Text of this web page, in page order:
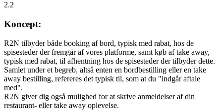
2.2
Koncept:
R2N tilbyder både booking af bord, typisk med rabat, hos de
spisesteder der fremgår af vores platforme, samt køb af take away,
typisk med rabat, til afhentning hos de spisesteder der tilbyder dette.
Samlet under et begreb, altså enten en bordbestilling eller en take
away bestilling, refereres det typisk til, som at du "indgår aftale
med".
R2N giver dig også mulighed for at skrive anmeldelser af din
restaurant- eller take away oplevelse.